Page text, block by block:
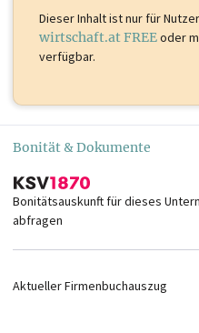
Dieser Inhalt istnur für
wirtschaft.at FREEoder
verfügbar.
Bonität & Dokumente
Bonitätsauskunft für dieses
abfragen
Aktueller Firmenbuchauszug